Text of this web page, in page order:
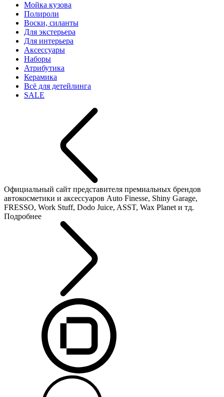
Мойка кузова
Полироли
Воски, силанты
Для экстерьера
Для интерьера
Аксессуары
Наборы
Атрибутика
Керамика
Всё для детейлинга
SALE
Официальный сайт представителя премиальных брендов
автокосметики и аксессуаров Auto Finesse, Shiny Garage,
FRESSO, Work Stuff, Dodo Juice, ASST, Wax Planet и тд.
Подробнее